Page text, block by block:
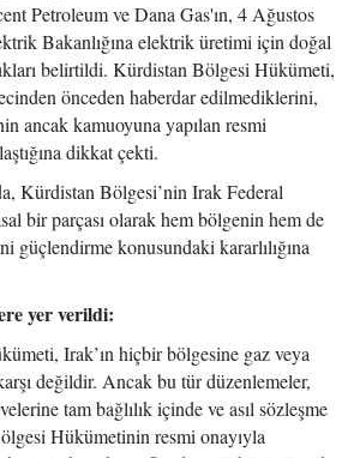
Petroleum ve Dana Gas'ın, 4 Ağustos
Bakanlığına elektrik üretimi için doğal
belirtildi. Kürdistan Bölgesi Hükümeti,
önceden haberdar edilmediklerini,
ancak kamuoyuna yapılan resmi
dikkat çekti.
Kürdistan Bölgesi’nin Irak Federal
bir parçası olarak hem bölgenin hem de
güçlendirme konusundaki kararlılığına
yer verildi:
Irak’ın hiçbir bölgesine gaz veya
değildir. Ancak bu tür düzenlemeler,
tam bağlılık içinde ve asıl sözleşme
Hükümetinin resmi onayıyla